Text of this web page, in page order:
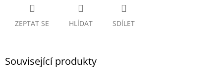
ZEPTAT SE HLÍDAT SDÍLET
Související produkty